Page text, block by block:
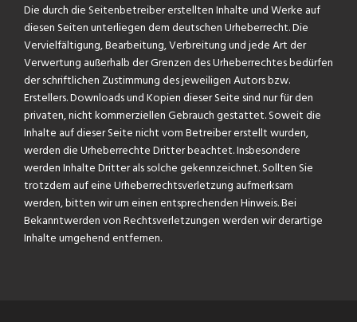
Die durch die Seitenbetreiber erstellten Inhalte und Werke auf
diesen Seiten unterliegen dem deutschen Urheberrecht. Die
Vervielfältigung, Bearbeitung, Verbreitung und jede Art der
Verwertung außerhalb der Grenzen des Urheberrechtes bedürfen
der schriftlichen Zustimmung des jeweiligen Autors bzw.
Erstellers. Downloads und Kopien dieser Seite sind nur für den
privaten, nicht kommerziellen Gebrauch gestattet. Soweit die
Inhalte auf dieser Seite nicht vom Betreiber erstellt wurden,
werden die Urheberrechte Dritter beachtet. Insbesondere
werden Inhalte Dritter als solche gekennzeichnet. Sollten Sie
trotzdem auf eine Urheberrechtsverletzung aufmerksam
werden, bitten wir um einen entsprechenden Hinweis. Bei
Bekanntwerden von Rechtsverletzungen werden wir derartige
Inhalte umgehend entfernen.